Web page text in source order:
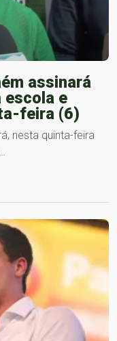
assinará
escola e
feira (6)
nesta quinta-feira